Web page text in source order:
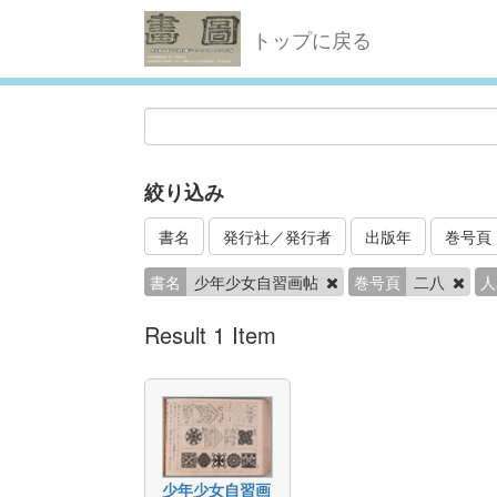
トップに戻る
絞り込み
書名 発行社／発行者 出版年 巻号頁
書名 少年少女自習画帖 巻号頁 二八
Result 1 Item
少年少女自習画